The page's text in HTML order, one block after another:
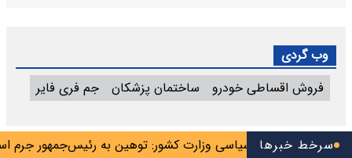
سرخط خبرها
معاون سیاسی وزارت کشور: توهین به رئیس‌جمهور جرم شد
وب گردی
فروش اقساطی خودرو
ساختمان پزشکان جم فری فایر